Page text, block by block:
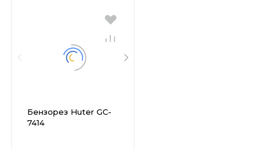
Бензорез Huter GC-
7414